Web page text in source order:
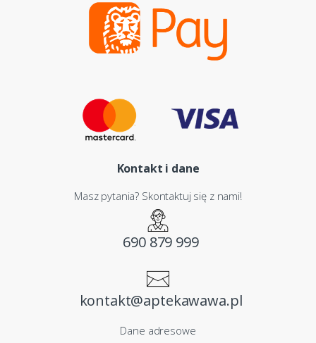
Kontakt i dane
Masz pytania? Skontaktuj się z nami!
690 879 999
kontakt@aptekawawa.pl
Dane adresowe